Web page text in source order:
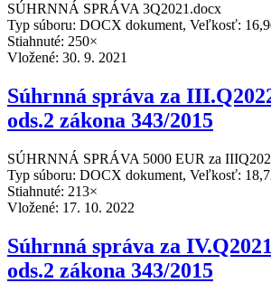
SÚHRNNÁ SPRÁVA 3Q2021.docx
Typ súboru: DOCX dokument, Veľkosť:
Stiahnuté: 250×
Vložené: 30. 9. 2021
Súhrnná správa za
ods.2 zákona 343/2015
SÚHRNNÁ SPRÁVA 5000 EUR za
Typ súboru: DOCX dokument, Veľkosť:
Stiahnuté: 213×
Vložené: 17. 10. 2022
Súhrnná správa za
ods.2 zákona 343/2015